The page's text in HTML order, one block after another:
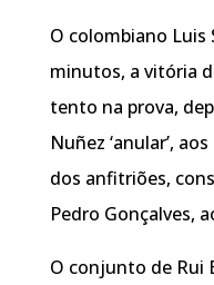
O colombiano Luis
minutos, a vitória
tento na prova,
Nuñez ‘anular’,
dos anfitriões,
Pedro Gonçalves,
O conjunto de Rui